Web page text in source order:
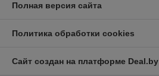
Полная версия сайта
Политика обработки cookies
Сайт создан на платформе Deal.by